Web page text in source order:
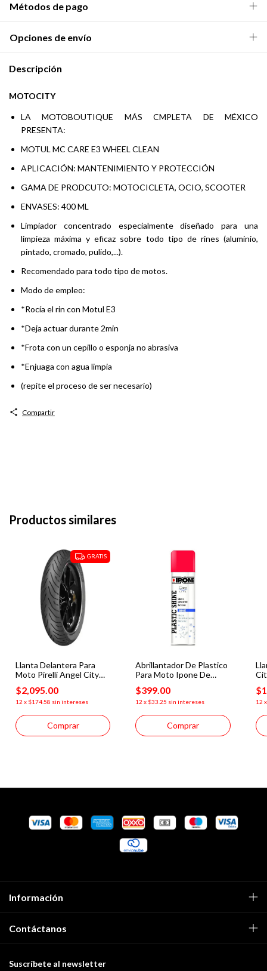
Métodos de pago
Opciones de envío
Descripción
MOTOCITY
LA MOTOBOUTIQUE MÁS CMPLETA DE MÉXICO
PRESENTA:
MOTUL MC CARE E3 WHEEL CLEAN
APLICACIÓN: MANTENIMIENTO Y PROTECCIÓN
GAMA DE PRODCUTO: MOTOCICLETA, OCIO, SCOOTER
ENVASES: 400 ML
Limpiador concentrado especialmente diseñado para una
limpieza máxima y eficaz sobre todo tipo de rines (aluminio,
pintado, cromado, pulido,...).
Recomendado para todo tipo de motos.
Modo de empleo:
*Rocía el rin con Motul E3
*Deja actuar durante 2min
*Frota con un cepillo o esponja no abrasiva
*Enjuaga con agua limpia
(repite el proceso de ser necesario)
Compartir
Productos similares
GRATIS
Llanta Delantera Para
Moto Pirelli Angel City
110/70-17 S 54 TL
$2,095.00
12 x $174.58 sin intereses
Abrillantador De Plastico
Para Moto Ipone De
Silicona 250ml
$399.00
12 x $33.25 sin intereses
Comprar
12
Información
Contáctanos
Suscríbete al newsletter